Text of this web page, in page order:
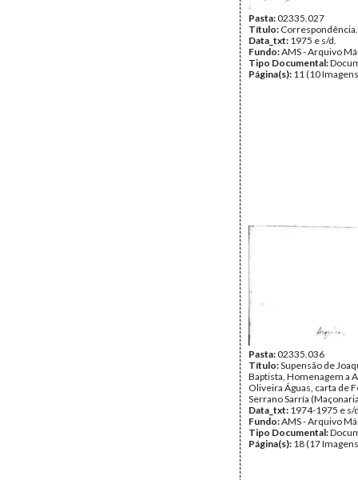
Pasta:02335.027
Título: Correspondência.
Data_txt: 1975 e s/d.
Fundo:AMS - Arquivo
Tipo Documental:
Página(s): 11 (10
Pasta:02335.036
Título:Supensão de
Baptista, Homenagem a
Oliveira Águas, carta de
Serrano Sarría
Data_txt: 1974-1975 e s/
Fundo:AMS - Arquivo
Tipo Documental:
Página(s): 18 (17